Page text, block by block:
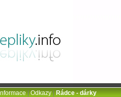
|Odkazy|Rádce - dárky